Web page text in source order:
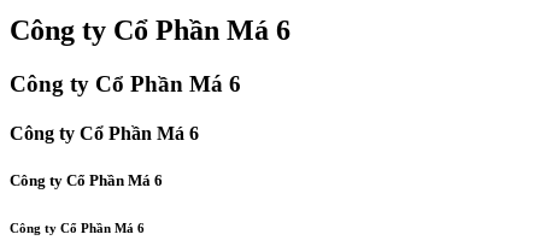
Công ty Cổ Phần Má 6
Công ty Cổ Phần Má 6
Công ty Cổ Phần Má 6
Công ty Cổ Phần Má 6
Công ty Cổ Phần Má 6